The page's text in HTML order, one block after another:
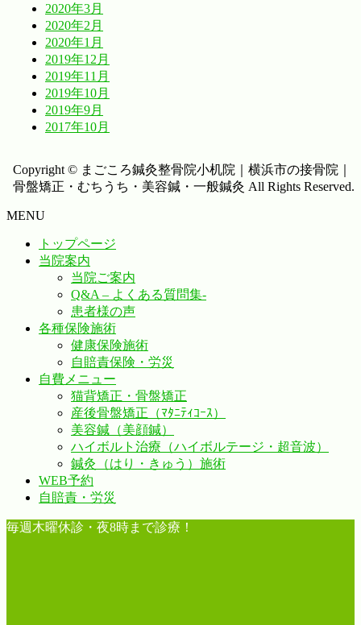
2020年3月
2020年2月
2020年1月
2019年12月
2019年11月
2019年10月
2019年9月
2017年10月
Copyright © まごころ鍼灸整骨院小机院｜横浜市の接骨院｜
骨盤矯正・むちうち・美容鍼・一般鍼灸 All Rights Reserved.
MENU
トップページ
当院案内
当院ご案内
Q&A – よくある質問集-
患者様の声
各種保険施術
健康保険施術
自賠責保険・労災
自費メニュー
猫背矯正・骨盤矯正
産後骨盤矯正（ﾏﾀﾆﾃｨｺｰｽ）
美容鍼（美顔鍼）
ハイボルト治療（ハイボルテージ・超音波）
鍼灸（はり・きゅう）施術
WEB予約
自賠責・労災
毎週木曜休診・夜8時まで診療！